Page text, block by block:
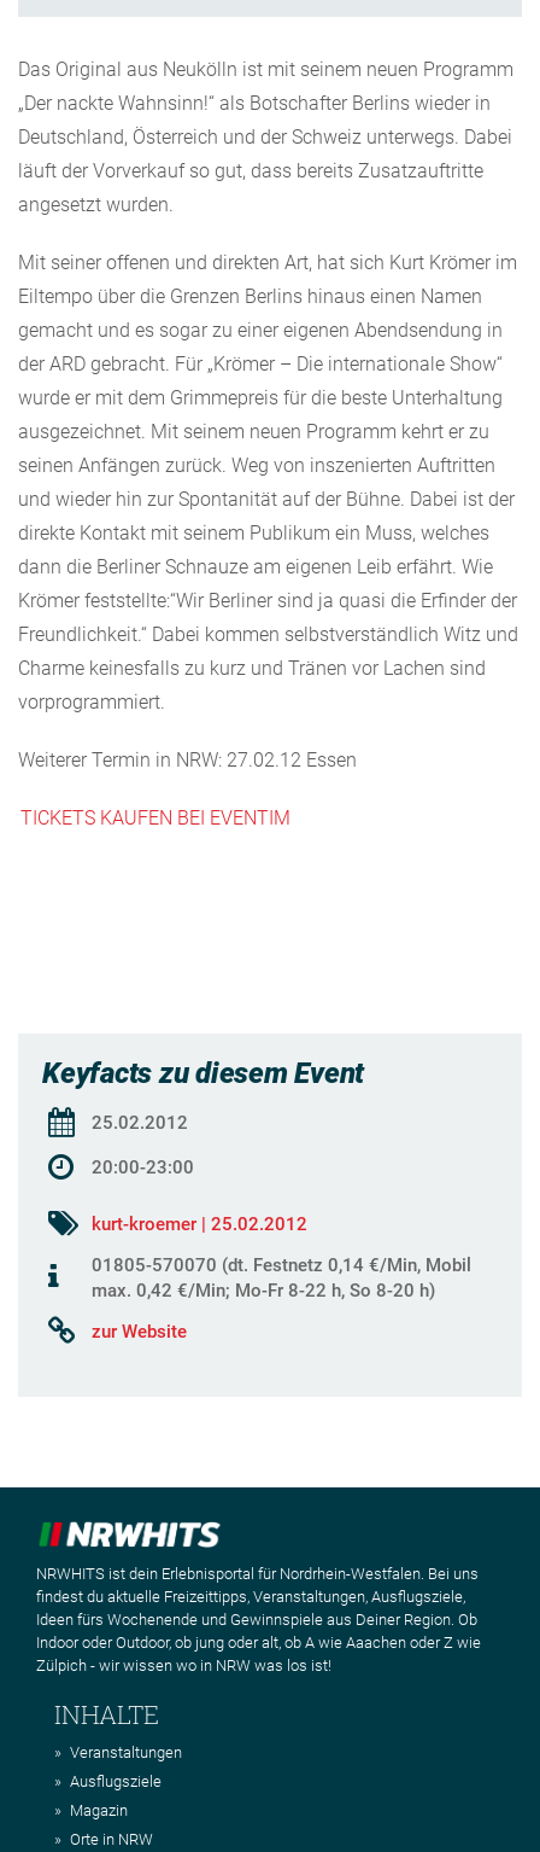
Das Original aus Neukölln ist mit seinem neuen Programm
„Der nackte Wahnsinn!“ als Botschafter Berlins wieder in
Deutschland, Österreich und der Schweiz unterwegs. Dabei
läuft der Vorverkauf so gut, dass bereits Zusatzauftritte
angesetzt wurden.
Mit seiner offenen und direkten Art, hat sich Kurt Krömer im
Eiltempo über die Grenzen Berlins hinaus einen Namen
gemacht und es sogar zu einer eigenen Abendsendung in
der ARD gebracht. Für „Krömer – Die internationale Show“
wurde er mit dem Grimmepreis für die beste Unterhaltung
ausgezeichnet. Mit seinem neuen Programm kehrt er zu
seinen Anfängen zurück. Weg von inszenierten Auftritten
und wieder hin zur Spontanität auf der Bühne. Dabei ist der
direkte Kontakt mit seinem Publikum ein Muss, welches
dann die Berliner Schnauze am eigenen Leib erfährt. Wie
Krömer feststellte:“Wir Berliner sind ja quasi die Erfinder der
Freundlichkeit.“ Dabei kommen selbstverständlich Witz und
Charme keinesfalls zu kurz und Tränen vor Lachen sind
vorprogrammiert.
Weiterer Termin in NRW: 27.02.12 Essen
TICKETS KAUFEN BEI EVENTIM
Keyfacts zu diesem Event
25.02.2012
20:00-23:00
kurt-kroemer | 25.02.2012
01805-570070 (dt. Festnetz 0,14 €/Min, Mobil
max. 0,42 €/Min; Mo-Fr 8-22 h, So 8-20 h)
zur Website
NRWHITS ist dein Erlebnisportal für Nordrhein-Westfalen. Bei uns
findest du aktuelle Freizeittipps, Veranstaltungen, Ausflugsziele,
Ideen fürs Wochenende und Gewinnspiele aus Deiner Region. Ob
Indoor oder Outdoor, ob jung oder alt, ob A wie Aaachen oder Z wie
Zülpich - wir wissen wo in NRW was los ist!
INHALTE
Veranstaltungen
Ausflugsziele
Magazin
Orte in NRW